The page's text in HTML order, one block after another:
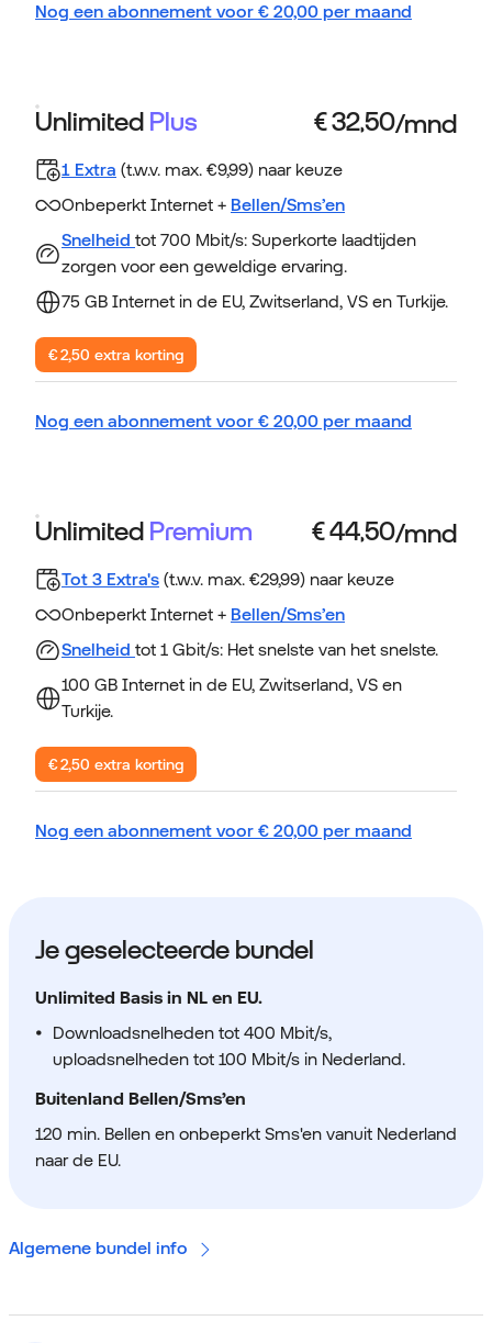
Nog een abonnement voor € 20,00 per maand
Unlimited Plus
1 Extra (t.w.v. max. €9,99) naar keuze
Onbeperkt Internet + Bellen/Sms’en
Snelheid tot 700 Mbit/s: Superkorte laadtijden
zorgen voor een geweldige ervaring.
75 GB Internet in de EU, Zwitserland, VS en Turkije.
€ 2,50 extra korting
Nog een abonnement voor € 20,00 per maand
Unlimited Premium
Tot 3 Extra's (t.w.v. max. €29,99) naar keuze
Onbeperkt Internet + Bellen/Sms’en
Snelheid tot 1 Gbit/s: Het snelste van het snelste.
100 GB Internet in de EU, Zwitserland, VS en
Turkije.
€ 2,50 extra korting
Nog een abonnement voor € 20,00 per maand
Je geselecteerde bundel
Unlimited Basis in NL en EU.
Downloadsnelheden tot 400 Mbit/s,
uploadsnelheden tot 100 Mbit/s in Nederland.
Buitenland Bellen/Sms’en
120 min. Bellen en onbeperkt Sms'en vanuit Nederland
naar de EU.
Algemene bundel info